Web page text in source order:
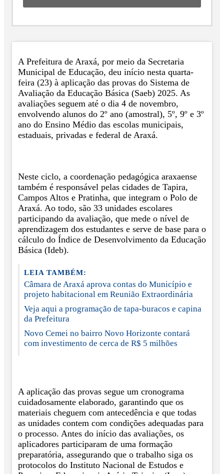
A Prefeitura de Araxá, por meio da Secretaria
Municipal de Educação, deu início nesta quarta-
feira (23) à aplicação das provas do Sistema de
Avaliação da Educação Básica (Saeb) 2025. As
avaliações seguem até o dia 4 de novembro,
envolvendo alunos do 2º ano (amostral), 5º, 9º e 3º
ano do Ensino Médio das escolas municipais,
estaduais, privadas e federal de Araxá.
Neste ciclo, a coordenação pedagógica araxaense
também é responsável pelas cidades de Tapira,
Campos Altos e Pratinha, que integram o Polo de
Araxá. Ao todo, são 33 unidades escolares
participando da avaliação, que mede o nível de
aprendizagem dos estudantes e serve de base para o
cálculo do Índice de Desenvolvimento da Educação
Básica (Ideb).
LEIA TAMBÉM:
Câmara de Araxá aprova contas do Município e
projeto habitacional em Reunião Extraordinária
Veja aqui a programação de tapa-buracos e capina
da Prefeitura
Novo Cemei no bairro Novo Horizonte contará
com investimento de cerca de R$ 5 milhões
A aplicação das provas segue um cronograma
cuidadosamente elaborado, garantindo que os
materiais cheguem com antecedência e que todas
as unidades contem com condições adequadas para
o processo. Antes do início das avaliações, os
aplicadores participaram de uma formação
preparatória, assegurando que o trabalho siga os
protocolos do Instituto Nacional de Estudos e